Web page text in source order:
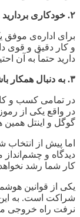
۲. خودکاری بردارید و طرح کسب و کاری قوی را طراحی کنید.
برای ادارهی موفق
و کار دقیق و قوی
دارید حتماً به آن
۳. به دنبال همکار باشید وشریک یا شرکایی قابل اعتماد.
در تمامی کسب و
در واقع یکی از
گوگل و اینتل
اما پیش از
دیدگاه و چشم
کار شما رشد
یکی از قوانین
شراکت است. به این
نرفت راه خروجی